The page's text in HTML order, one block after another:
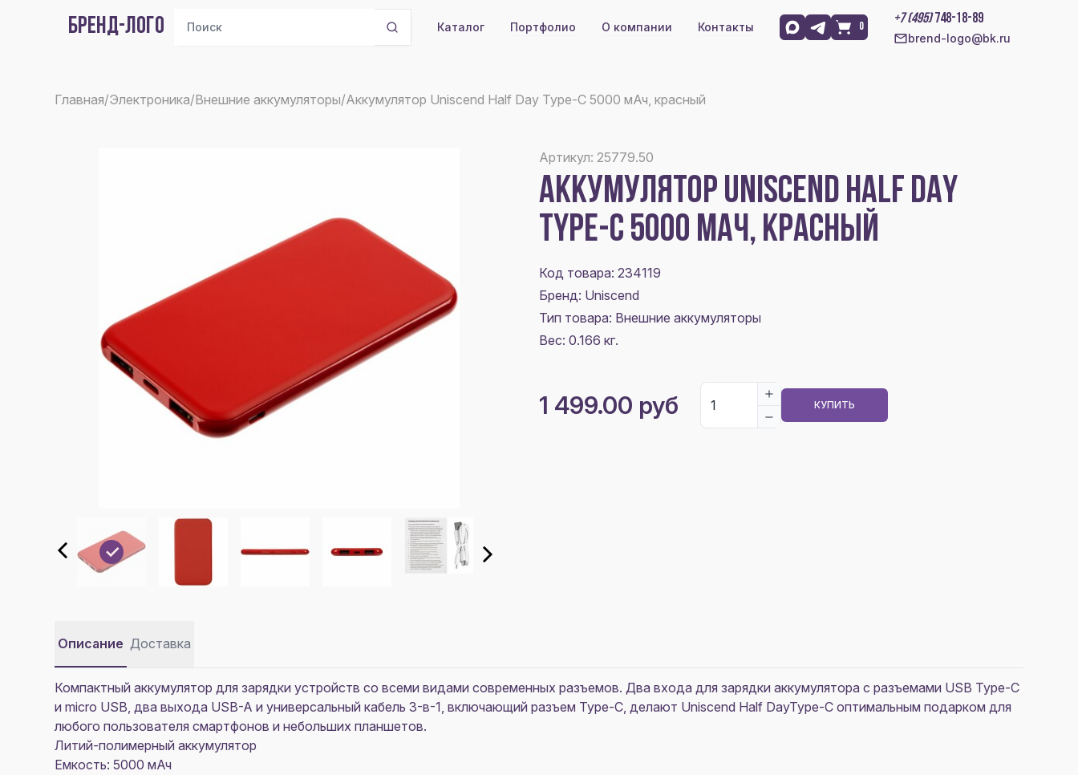
БРЕНД-ЛОГО Каталог Портфолио О компании Контакты 0
+7 (495)748-18-89
brend-logo@bk.ru
Главная/Электроника/Внешние аккумуляторы/Аккумулятор Uniscend Half Day Type-C 5000 мАч, красный
Артикул: 25779.50
АККУМУЛЯТОР UNISCEND HALF DAY
TYPE-C 5000 МАЧ, КРАСНЫЙ
Код товара: 234119
Бренд: Uniscend
Тип товара: Внешние аккумуляторы
Вес: 0.166 кг.
1 499.00 руб КУПИТЬ
Описание Доставка
Компактный аккумулятор для зарядки устройств со всеми видами современных разъемов. Два входа для зарядки аккумулятора с разъемами USB Type-C
и micro USB, два выхода USB-A и универсальный кабель 3-в-1, включающий разъем Type-C, делают Uniscend Half DayType-C оптимальным подарком для
любого пользователя смартфонов и небольших планшетов.
Литий-полимерный аккумулятор
Емкость: 5000 мАч